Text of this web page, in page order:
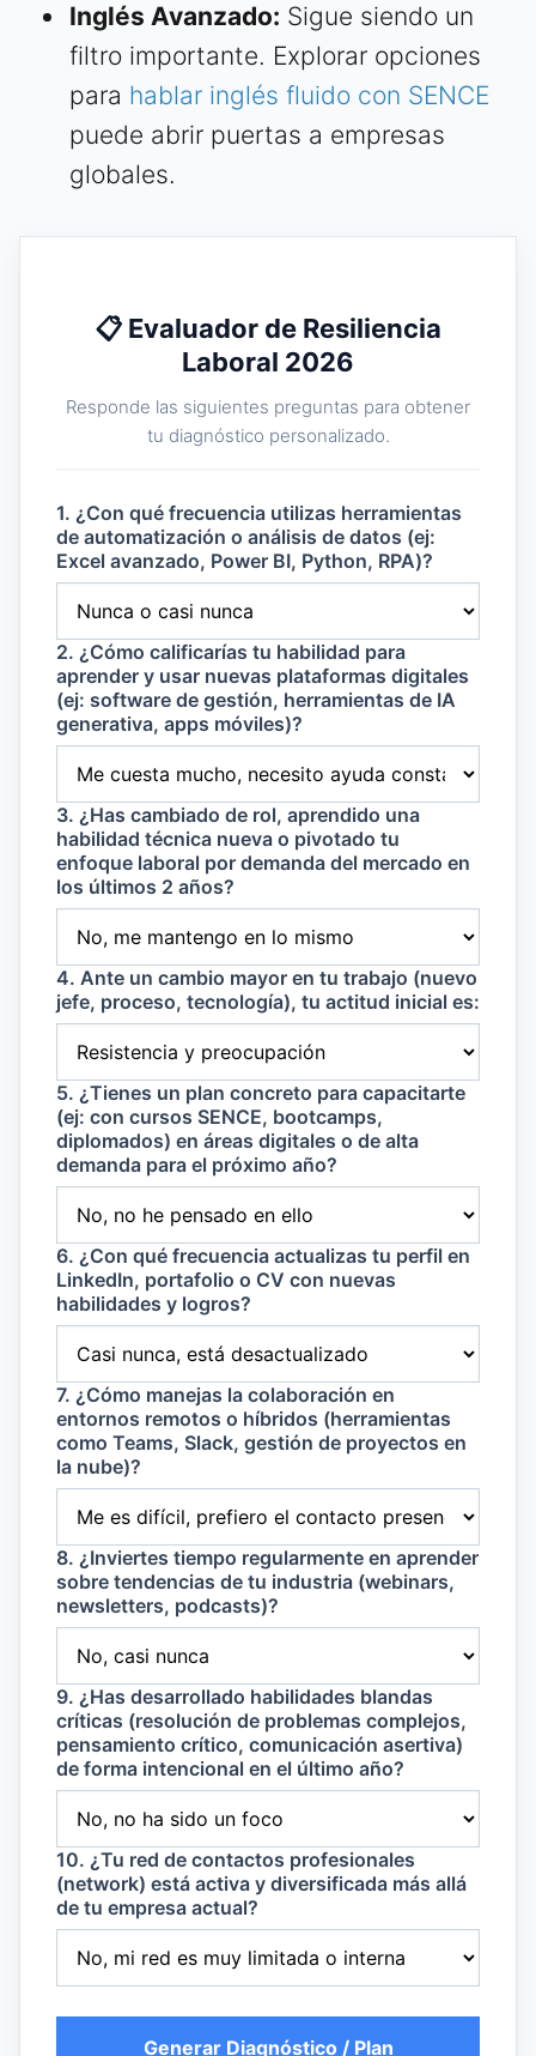
Inglés Avanzado: Sigue siendo un
filtro importante. Explorar opciones
para hablar inglés fluido con SENCE
puede abrir puertas a empresas
globales.
📋 Evaluador de Resiliencia
Laboral 2026
Responde las siguientes preguntas para obtener
tu diagnóstico personalizado.
1. ¿Con qué frecuencia utilizas herramientas
de automatización o análisis de datos (ej:
Excel avanzado, Power BI, Python, RPA)?
2. ¿Cómo calificarías tu habilidad para
aprender y usar nuevas plataformas digitales
(ej: software de gestión, herramientas de IA
generativa, apps móviles)?
3. ¿Has cambiado de rol, aprendido una
habilidad técnica nueva o pivotado tu
enfoque laboral por demanda del mercado en
los últimos 2 años?
4. Ante un cambio mayor en tu trabajo (nuevo
jefe, proceso, tecnología), tu actitud inicial es:
5. ¿Tienes un plan concreto para capacitarte
(ej: con cursos SENCE, bootcamps,
diplomados) en áreas digitales o de alta
demanda para el próximo año?
6. ¿Con qué frecuencia actualizas tu perfil en
LinkedIn, portafolio o CV con nuevas
habilidades y logros?
7. ¿Cómo manejas la colaboración en
entornos remotos o híbridos (herramientas
como Teams, Slack, gestión de proyectos en
la nube)?
8. ¿Inviertes tiempo regularmente en aprender
sobre tendencias de tu industria (webinars,
newsletters, podcasts)?
9. ¿Has desarrollado habilidades blandas
críticas (resolución de problemas complejos,
pensamiento crítico, comunicación asertiva)
de forma intencional en el último año?
10. ¿Tu red de contactos profesionales
(network) está activa y diversificada más allá
de tu empresa actual?
Generar Diagnóstico / Plan